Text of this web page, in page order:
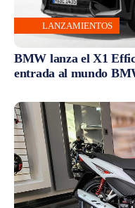
LANZAMIENTOS
BMW lanza el X1
entrada al mundo